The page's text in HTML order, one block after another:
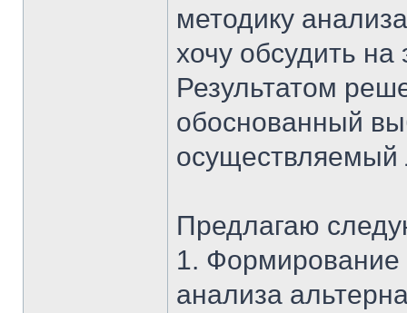
методику
хочу обсудить
Результатом
обоснованный
осуществляемый
Предлагаю
1. Формирование
анализа